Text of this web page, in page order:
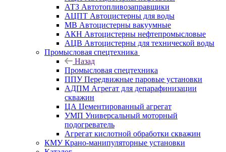
АТЗ Автотопливозаправщики
АЦПТ Автоцистерны для воды
МВ Автоцистерны вакуумные
АКН Автоцистерны нефтепромысловые
АЦВ Автоцистерны для технической воды
Промысловая спецтехника
Назад
Промысловая спецтехника
ППУ Передвижные паровые установки
АДПМ Агрегат для депарафинизации
скважин
ЦА Цементированный агрегат
УМП Универсальный моторный
подогреватель
Агрегат кислотной обработки скважин
КМУ Крано-манипуляторные установки